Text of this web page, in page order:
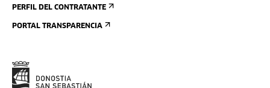
PERFIL DEL CONTRATANTE
PORTAL TRANSPARENCIA